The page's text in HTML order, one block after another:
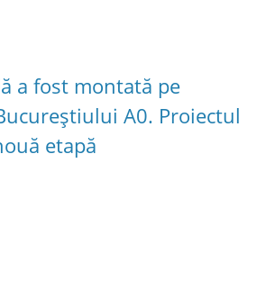
a fost montată pe
A0. Proiectul
etapă